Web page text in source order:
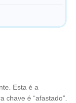
Esta é a
chave é “afastado”.